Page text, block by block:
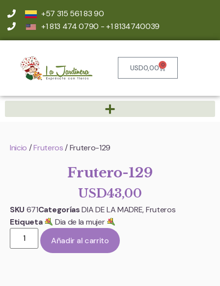
+57 315 561 83 90
+1 813 474 0790 - +1 8134740039
USD0,00 0
Inicio /Fruteros / Frutero-129
Frutero-129
USD43,00
SKU 671Categorías DIA DE LA MADRE,Fruteros
Etiqueta
Dia de la mujer
Añadir al carrito